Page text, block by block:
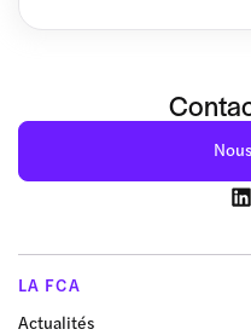
LA FCA
Actualités